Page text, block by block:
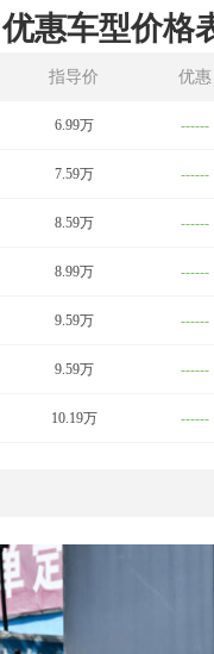
优惠车型价格
指导价 优惠
6.99万 ------
7.59万 ------
8.59万 ------
8.99万 ------
9.59万 ------
9.59万 ------
10.19万 ------